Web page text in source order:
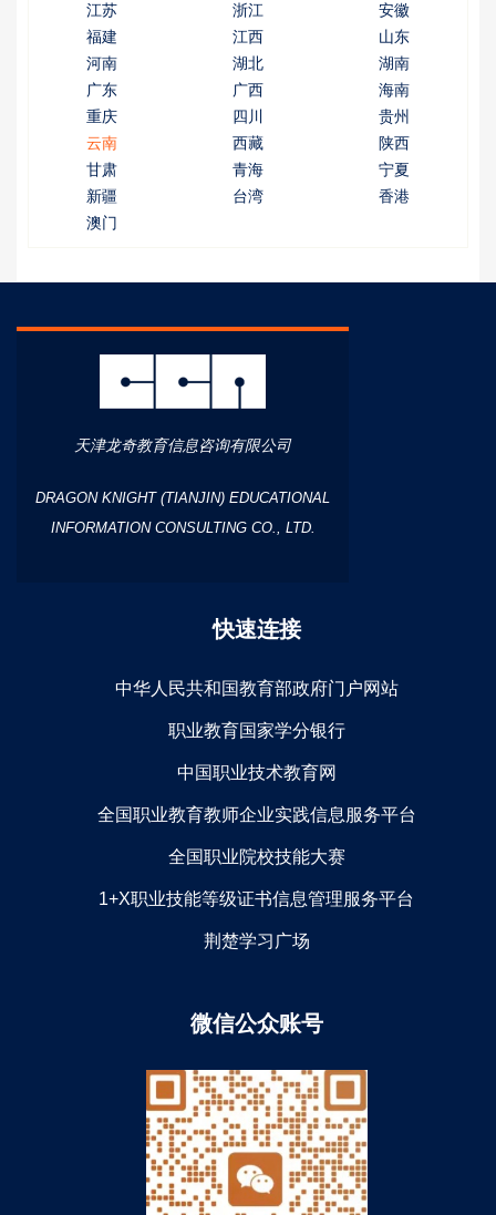
江苏
浙江
安徽
福建
江西
山东
河南
湖北
湖南
广东
广西
海南
重庆
四川
贵州
云南
西藏
陕西
甘肃
青海
宁夏
新疆
台湾
香港
澳门
天津龙奇教育信息咨询有限公司
DRAGON KNIGHT (TIANJIN) EDUCATIONAL
INFORMATION CONSULTING CO., LTD.
快速连接
中华人民共和国教育部政府门户网站
职业教育国家学分银行
中国职业技术教育网
全国职业教育教师企业实践信息服务平台
全国职业院校技能大赛
1+X职业技能等级证书信息管理服务平台
荆楚学习广场
微信公众账号